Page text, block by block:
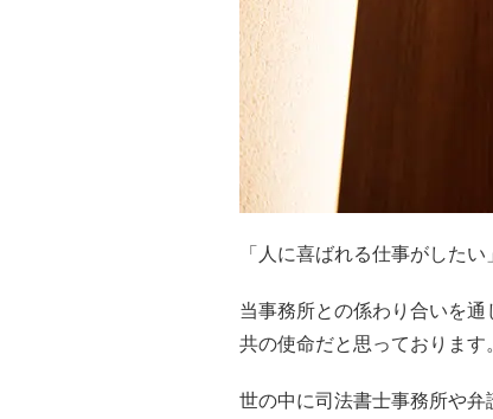
「人に喜ばれる仕事がした
当事務所との係わり合いを
共の使命だと思っております。
世の中に司法書士事務所や弁